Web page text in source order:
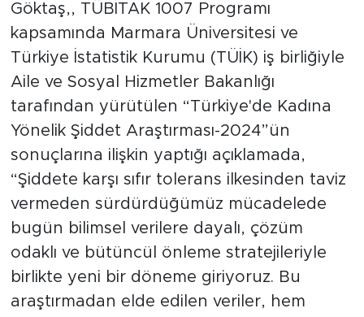
Göktaş,, TÜBİTAK 1007 Programı
kapsamında Marmara Üniversitesi ve
Türkiye İstatistik Kurumu (TÜİK) iş birliğiyle
Aile ve Sosyal Hizmetler Bakanlığı
tarafından yürütülen “Türkiye'de Kadına
Yönelik Şiddet Araştırması-2024”ün
sonuçlarına ilişkin yaptığı açıklamada,
“Şiddete karşı sıfır tolerans ilkesinden taviz
vermeden sürdürdüğümüz mücadelede
bugün bilimsel verilere dayalı, çözüm
odaklı ve bütüncül önleme stratejileriyle
birlikte yeni bir döneme giriyoruz. Bu
araştırmadan elde edilen veriler, hem